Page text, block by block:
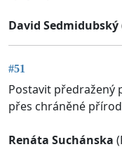
David Sedmidubský
#51
Postavit předražený
přes chráněné
Renáta Suchánska